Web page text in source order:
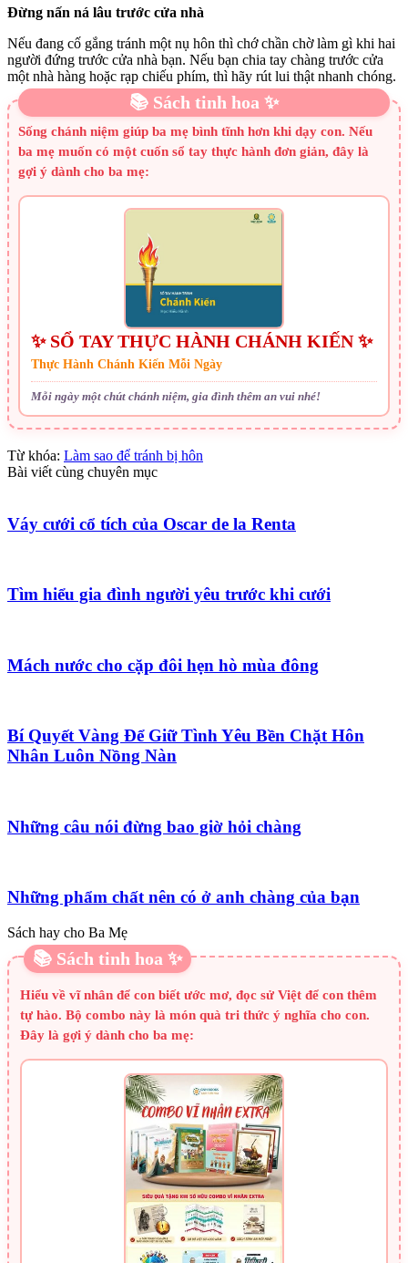
Đừng nấn ná lâu trước cửa nhà
Nếu đang cố gắng tránh một nụ hôn thì chớ chần chờ làm gì khi hai
người đứng trước cửa nhà bạn. Nếu bạn chia tay chàng trước cửa
một nhà hàng hoặc rạp chiếu phím, thì hãy rút lui thật nhanh chóng.
📚 Sách tinh hoa ✨
Sống chánh niệm giúp ba mẹ bình tĩnh hơn khi dạy con. Nếu
ba mẹ muốn có một cuốn sổ tay thực hành đơn giản, đây là
gợi ý dành cho ba mẹ:
✨ SỔ TAY THỰC HÀNH CHÁNH KIẾN ✨
Thực Hành Chánh Kiến Mỗi Ngày
Mỗi ngày một chút chánh niệm, gia đình thêm an vui nhé!
Từ khóa: Làm sao để tránh bị hôn
Bài viết cùng chuyên mục
Váy cưới cổ tích của Oscar de la Renta
Tìm hiểu gia đình người yêu trước khi cưới
Mách nước cho cặp đôi hẹn hò mùa đông
Bí Quyết Vàng Để Giữ Tình Yêu Bền Chặt Hôn
Nhân Luôn Nồng Nàn
Những câu nói đừng bao giờ hỏi chàng
Những phẩm chất nên có ở anh chàng của bạn
Sách hay cho Ba Mẹ
📚 Sách tinh hoa ✨
Hiểu về vĩ nhân để con biết ước mơ, đọc sử Việt để con thêm
tự hào. Bộ combo này là món quà tri thức ý nghĩa cho con.
Đây là gợi ý dành cho ba mẹ: